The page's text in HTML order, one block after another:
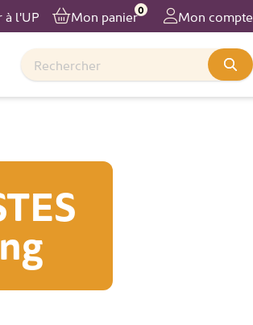
à l'UP Mon panier0 Mon compte